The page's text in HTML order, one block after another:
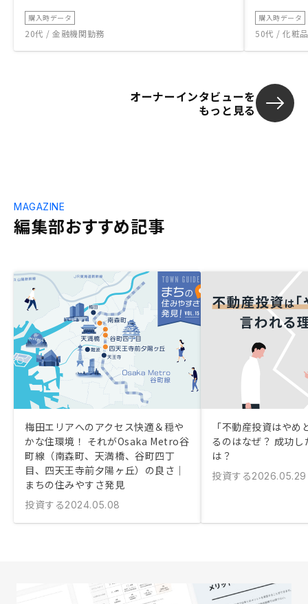
購入時データ
20代 / 金融機関勤務
購入時データ
50代 / 化粧
オーナーインタビューを
もっと見る
編集部おすすめ記事
MAGAZINE
梅田エリアへのアクセス快適＆穏や
かな住環境！ それがOsaka Metro谷
町線（南森町、天満橋、谷町四丁
目、四天王寺前夕陽ヶ丘）の良さ｜
まちの住みやすさ発見
投資する2024.05.08
「不動産投資はやめ
るのはなぜ？ 成功
は？
投資する2026.05.29